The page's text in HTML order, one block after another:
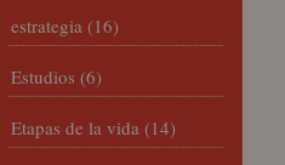
estrategia (16)
Estudios (6)
Etapas de la vida (14)